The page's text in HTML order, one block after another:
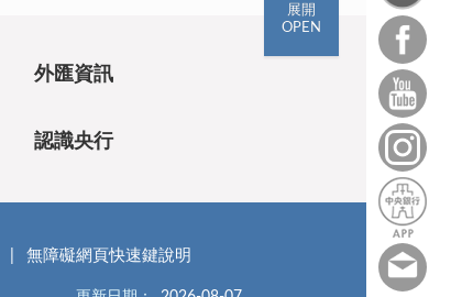
展開
OPEN
外匯資訊
認識央行
無障礙網頁快速鍵說明